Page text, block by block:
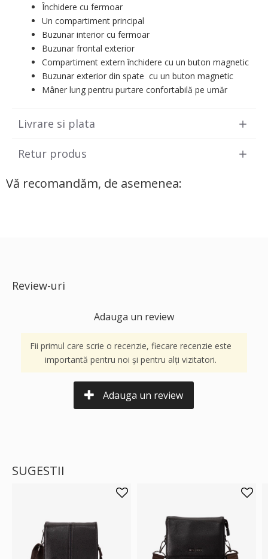
Închidere cu fermoar
Un compartiment principal
Buzunar interior cu fermoar
Buzunar frontal exterior
Compartiment extern închidere cu un buton magnetic
Buzunar exterior din spate cu un buton magnetic
Mâner lung pentru purtare confortabilă pe umăr
Livrare si plata
Retur produs
Vă recomandăm, de asemenea:
Review-uri
Adauga un review
Fii primul care scrie o recenzie, fiecare recenzie este
importantă pentru noi și pentru alți vizitatori.
Adauga un review
SUGESTII